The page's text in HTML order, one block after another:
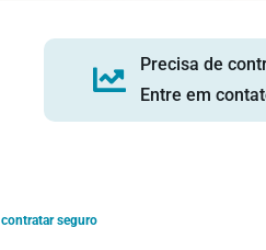
Precisa de
Entre em
contratar seguro